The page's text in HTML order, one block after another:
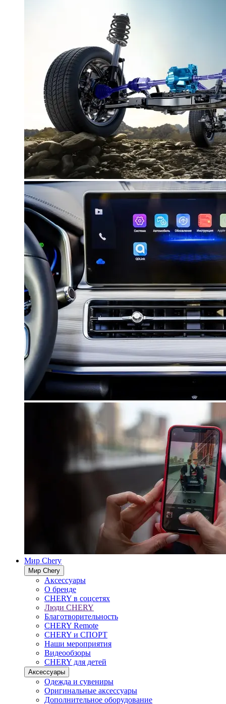
Мир Chery
Мир Chery
Аксессуары
О бренде
CHERY в соцсетях
Люди CHERY
Благотворительность
CHERY Remote
CHERY и СПОРТ
Наши мероприятия
Видеообзоры
CHERY для детей
Аксессуары
Одежда и сувениры
Оригинальные аксессуары
Дополнительное оборудование